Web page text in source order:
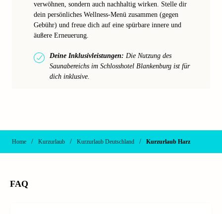
verwöhnen, sondern auch nachhaltig wirken. Stelle dir
dein persönliches Wellness-Menü zusammen (gegen
Gebühr) und freue dich auf eine spürbare innere und
äußere Erneuerung.
Deine Inklusivleistungen: Die Nutzung des
Saunabereichs im Schlosshotel Blankenburg ist für
dich inklusive.
Home / Kurzurlaub / Kurzurlaub Deutschland / Kurzurlaub Harz
FAQ